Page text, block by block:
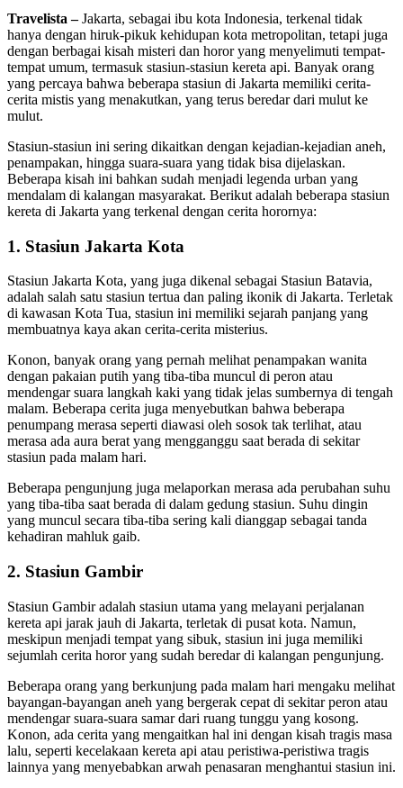
Travelista –Jakarta, sebagai ibu kota Indonesia, terkenal tidak
hanya dengan hiruk-pikuk kehidupan kota metropolitan, tetapi juga
dengan berbagai kisah misteri dan horor yang menyelimuti tempat-
tempat umum, termasuk stasiun-stasiun kereta api. Banyak orang
yang percaya bahwa beberapa stasiun di Jakarta memiliki cerita-
cerita mistis yang menakutkan, yang terus beredar dari mulut ke
mulut.
Stasiun-stasiun ini sering dikaitkan dengan kejadian-kejadian aneh,
penampakan, hingga suara-suara yang tidak bisa dijelaskan.
Beberapa kisah ini bahkan sudah menjadi legenda urban yang
mendalam di kalangan masyarakat. Berikut adalah beberapa stasiun
kereta di Jakarta yang terkenal dengan cerita horornya:
1. Stasiun Jakarta Kota
Stasiun Jakarta Kota, yang juga dikenal sebagai Stasiun Batavia,
adalah salah satu stasiun tertua dan paling ikonik di Jakarta. Terletak
di kawasan Kota Tua, stasiun ini memiliki sejarah panjang yang
membuatnya kaya akan cerita-cerita misterius.
Konon, banyak orang yang pernah melihat penampakan wanita
dengan pakaian putih yang tiba-tiba muncul di peron atau
mendengar suara langkah kaki yang tidak jelas sumbernya di tengah
malam. Beberapa cerita juga menyebutkan bahwa beberapa
penumpang merasa seperti diawasi oleh sosok tak terlihat, atau
merasa ada aura berat yang mengganggu saat berada di sekitar
stasiun pada malam hari.
Beberapa pengunjung juga melaporkan merasa ada perubahan suhu
yang tiba-tiba saat berada di dalam gedung stasiun. Suhu dingin
yang muncul secara tiba-tiba sering kali dianggap sebagai tanda
kehadiran mahluk gaib.
2. Stasiun Gambir
Stasiun Gambir adalah stasiun utama yang melayani perjalanan
kereta api jarak jauh di Jakarta, terletak di pusat kota. Namun,
meskipun menjadi tempat yang sibuk, stasiun ini juga memiliki
sejumlah cerita horor yang sudah beredar di kalangan pengunjung.
Beberapa orang yang berkunjung pada malam hari mengaku melihat
bayangan-bayangan aneh yang bergerak cepat di sekitar peron atau
mendengar suara-suara samar dari ruang tunggu yang kosong.
Konon, ada cerita yang mengaitkan hal ini dengan kisah tragis masa
lalu, seperti kecelakaan kereta api atau peristiwa-peristiwa tragis
lainnya yang menyebabkan arwah penasaran menghantui stasiun ini.